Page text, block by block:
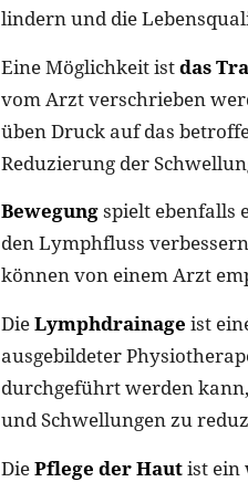
lindern und die
Eine Möglichkeit istdas
vom Arzt verschrieben
üben Druck auf das
Reduzierung der
Bewegungspielt ebenfalls
den Lymphfluss
können von einem Arzt
DieLymphdrainage ist
ausgebildeter
durchgeführt werden
und Schwellungen zu
DiePflege der Hautist ein